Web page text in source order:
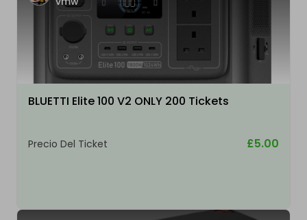
BLUETTI Elite 100 V2 ONLY 200 Tickets
Precio Del Ticket £5.00